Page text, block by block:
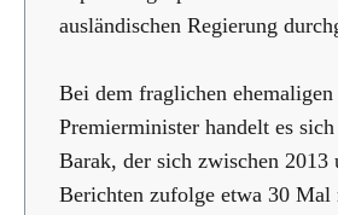
ausländischen Regierung
Bei dem fraglichen ehemaligen
Premierminister handelt es
Barak, der sich zwischen 2013
Berichten zufolge etwa 30